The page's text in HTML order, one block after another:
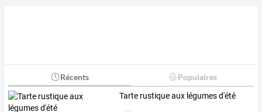
Récents Populaires
Tarte rustique aux légumes d'été